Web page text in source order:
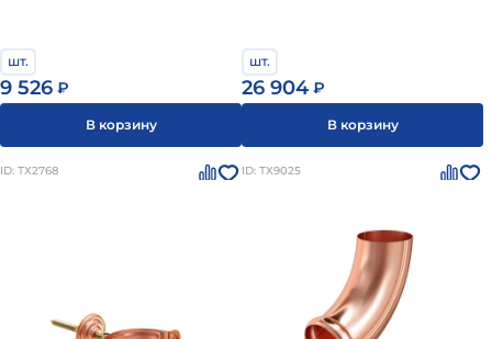
шт.
9 526 ₽
В корзину
шт.
26 904 ₽
В корзину
ID: ТХ2768 ID: ТХ9025